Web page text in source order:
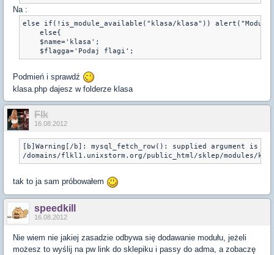
Na :
else if(!is_module_available("klasa/klasa")) alert("Moduł
    else{
    $name='klasa';
Podmień i sprawdź
klasa.php dajesz w folderze klasa
Flk
16.08.2012
[b]Warning[/b]: mysql_fetch_row(): supplied argument is
/domains/flkl1.unixstorm.org/public_html/sklep/modules/
tak to ja sam próbowałem
speedkill
16.08.2012
Nie wiem nie jakiej zasadzie odbywa się dodawanie modułu, jeżeli
możesz to wyślij na pw link do sklepiku i passy do adma, a zobaczę